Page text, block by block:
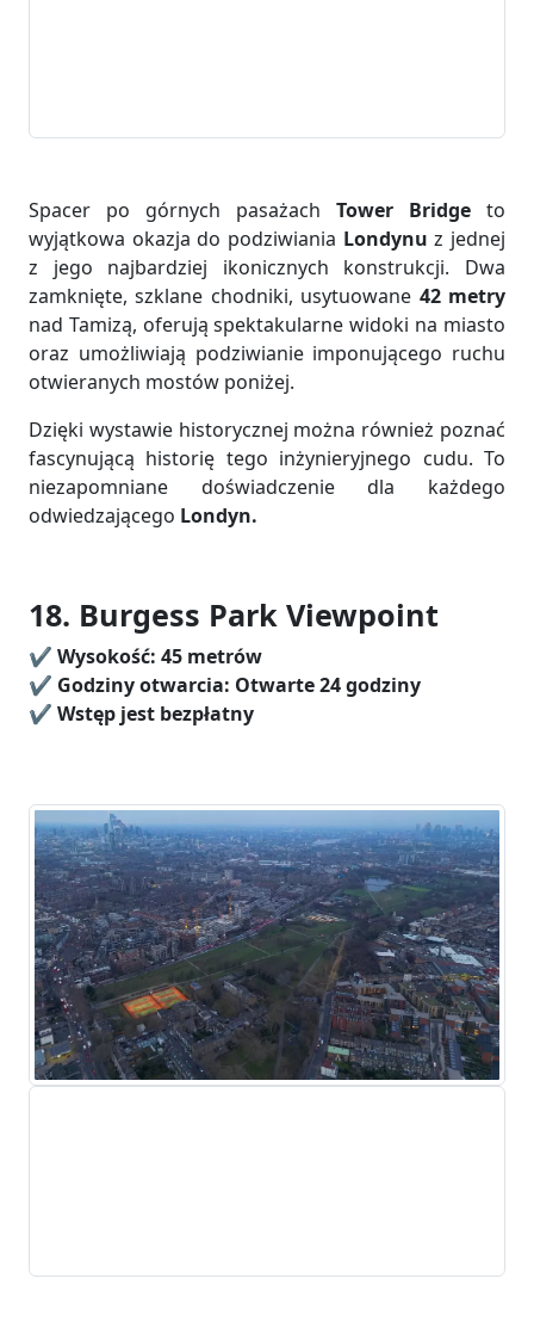
Spacer po górnych pasażach Tower Bridge to
wyjątkowa okazja do podziwiania Londynu z jednej
z jego najbardziej ikonicznych konstrukcji. Dwa
zamknięte, szklane chodniki, usytuowane 42 metry
nad Tamizą, oferują spektakularne widoki na miasto
oraz umożliwiają podziwianie imponującego ruchu
otwieranych mostów poniżej.
Dzięki wystawie historycznej można również poznać
fascynującą historię tego inżynieryjnego cudu. To
niezapomniane doświadczenie dla każdego
odwiedzającego Londyn.
18. Burgess Park Viewpoint
✔️ Wysokość: 45 metrów
✔️ Godziny otwarcia: Otwarte 24 godziny
✔️ Wstęp jest bezpłatny